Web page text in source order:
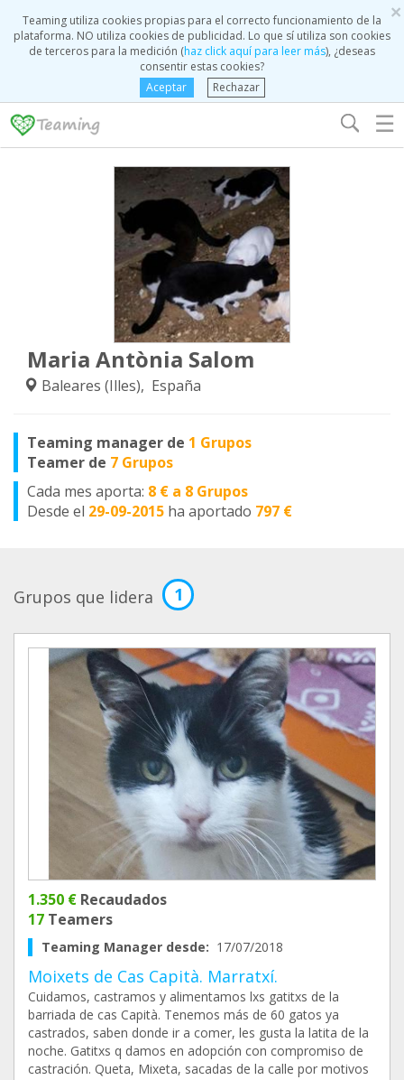
×
Teaming utiliza cookies propias para el correcto funcionamiento de la
plataforma. NO utiliza cookies de publicidad. Lo que sí utiliza son cookies
de terceros para la medición (haz click aquí para leer más), ¿deseas
consentir estas cookies?
Aceptar
Rechazar
☰
Maria Antònia Salom
Baleares (Illes), España
Teaming manager de 1 Grupos
Teamer de 7 Grupos
Cada mes aporta: 8 € a 8 Grupos
Desde el 29-09-2015 ha aportado 797 €
Grupos que lidera 1
1.350 € Recaudados
17 Teamers
Teaming Manager desde: 17/07/2018
Moixets de Cas Capità. Marratxí.
Cuidamos, castramos y alimentamos lxs gatitxs de la
barriada de cas Capità. Tenemos más de 60 gatos ya
castrados, saben donde ir a comer, les gusta la latita de la
noche. Gatitxs q damos en adopción con compromiso de
castración. Queta, Mixeta, sacadas de la calle por motivos